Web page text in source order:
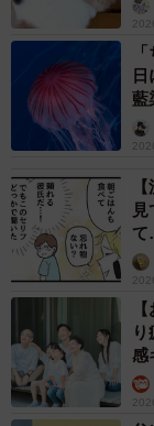
パクト形蛍光灯
どの交換になり
士』の資格が必
相談ください。
いのですか？
ＬＥＤ電球の場
ば基本的に交換
電源回路が入っ
器具交換に近い
──ＬＥＤランプ
藍
て
感